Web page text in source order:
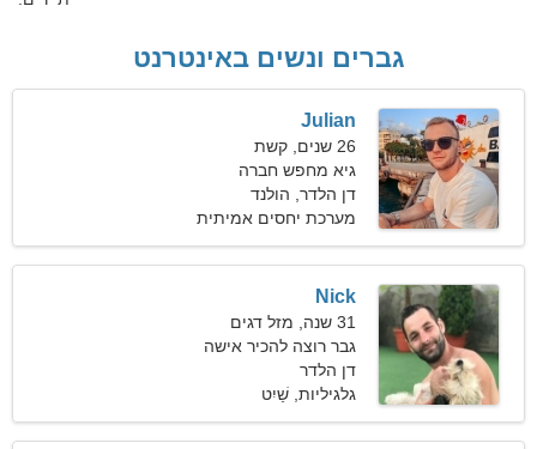
גברים ונשים באינטרנט
Julian
26 שנים, קשת
גיא מחפש חברה
דן הלדר, הולנד
מערכת יחסים אמיתית
Nick
31 שנה, מזל דגים
גבר רוצה להכיר אישה
דן הלדר
גלגיליות, שַׁיִט